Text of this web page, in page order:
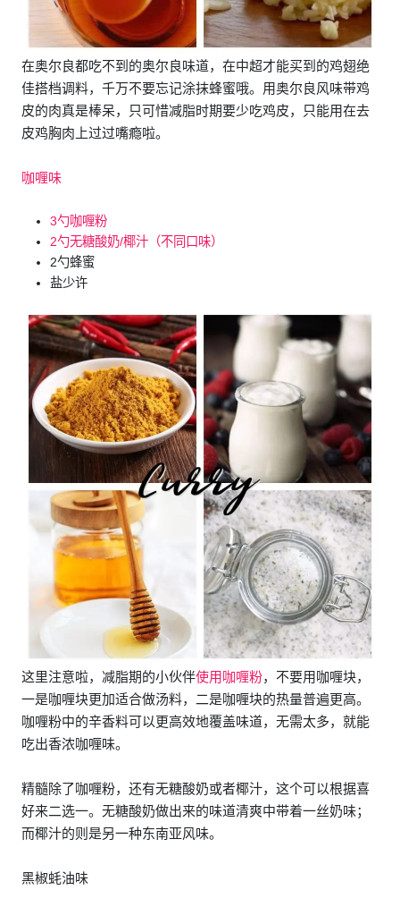
在奥尔良都吃不到的奥尔良味道，在中超才能买到的鸡翅绝
佳搭档调料，千万不要忘记涂抹蜂蜜哦。用奥尔良风味带鸡
皮的肉真是棒呆，只可惜减脂时期要少吃鸡皮，只能用在去
皮鸡胸肉上过过嘴瘾啦。
咖喱味
3勺咖喱粉
2勺无糖酸奶/椰汁（不同口味）
2勺蜂蜜
盐少许
这里注意啦，减脂期的小伙伴使用咖喱粉，不要用咖喱块，
一是咖喱块更加适合做汤料，二是咖喱块的热量普遍更高。
咖喱粉中的辛香料可以更高效地覆盖味道，无需太多，就能
吃出香浓咖喱味。
精髓除了咖喱粉，还有无糖酸奶或者椰汁，这个可以根据喜
好来二选一。无糖酸奶做出来的味道清爽中带着一丝奶味；
而椰汁的则是另一种东南亚风味。
黑椒蚝油味